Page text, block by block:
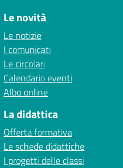
Le novità
Le notizie
I comunicati
Le circolari
Calendario eventi
Albo online
La didattica
Offerta formativa
Le schede didattiche
I progetti delle classi